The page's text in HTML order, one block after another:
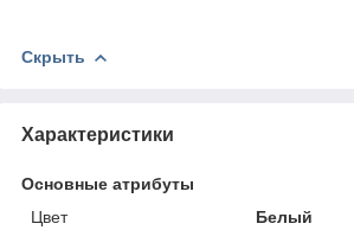
Скрыть
Характеристики
Основные атрибуты
Цвет
Белый